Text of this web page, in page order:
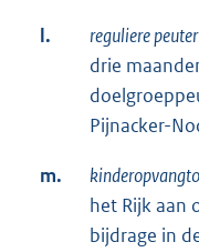
l. reguliere peuter
drie
Pijnacker-
m.
het Rijk aan
bijdrage in